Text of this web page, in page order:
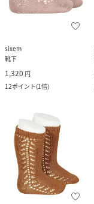
sixem
靴下
1,320 円
12ポイント(1倍)